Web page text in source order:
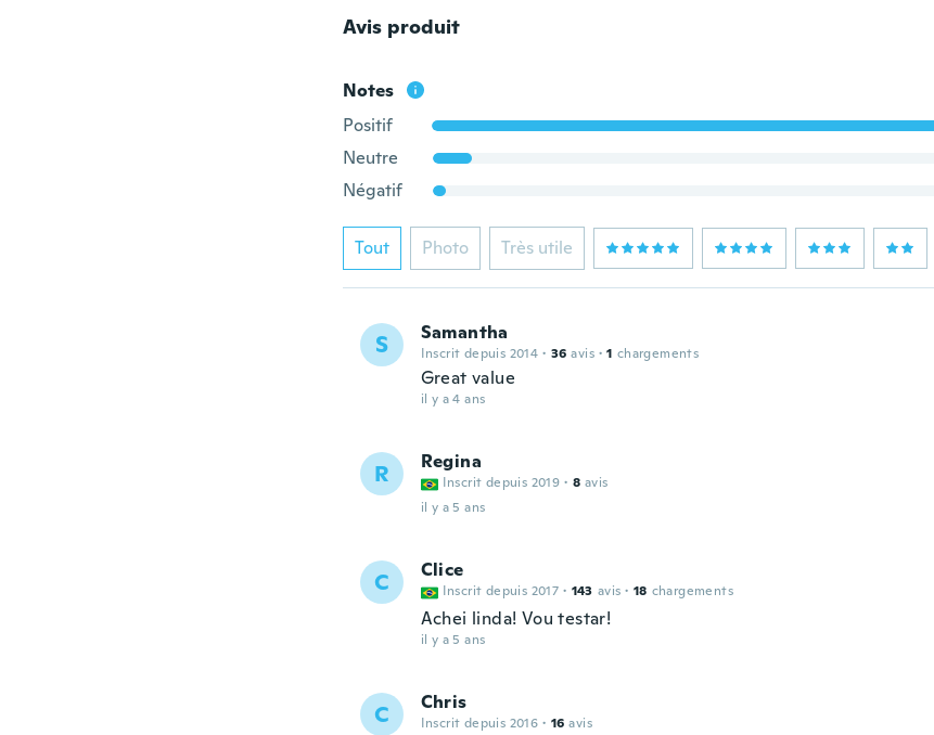
Avis produit
Notes
Positif
Neutre
Négatif
Tout Photo Très utile
S Samantha
Inscrit depuis 2014 · 36 avis · 1 chargements
Great value
il y a 4 ans
R Regina
Inscrit depuis 2019 · 8 avis
il y a 5 ans
C Clice
Inscrit depuis 2017 · 143 avis · 18 chargements
Achei linda! Vou testar!
il y a 5 ans
C Chris
Inscrit depuis 2016 · 16 avis